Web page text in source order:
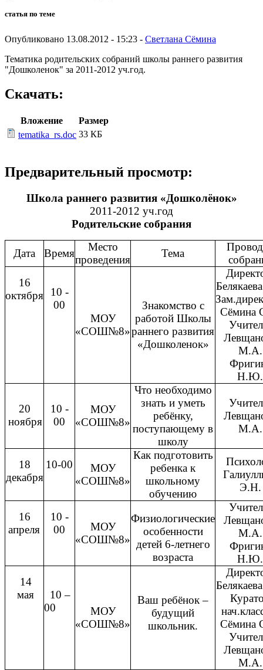
статья по теме
Опубликовано 13.08.2012 - 15:23 - Светлана Сёмина
Тематика родительских собраний школы раннего развития
"Дошколенок" за 2011-2012 уч.год.
Скачать:
Вложение
Размер
tematika_rs.doc 33 КБ
Предварительный просмотр:
Школа раннего развития «Дошколёнок»
2011-2012 уч.год
Родительские собрания
Дата Время
Место
проведения
Тема
16
октября
10 -
00
МОУ
«СОШ№8»
Знакомство с
работой Школы
раннего развития
«Дошколенок»
Сёмина
М.А.
Н.Ю.
20
ноября
10 -
00
МОУ
«СОШ№8»
Что необходимо
знать и уметь
ребёнку,
поступающему в
школу
М.А.
18
декабря
10-00
МОУ
«СОШ№8»
Как подготовить
ребенка к
школьному
обучению
Э.Н.
16
апреля
10 -
00
МОУ
«СОШ№8»
Физиологические
особенности
детей 6-летнего
возраста
М.А.
Н.Ю.
14
мая
10 –
00
МОУ
«СОШ№8»
Ваш ребёнок –
будущий
школьник.
Сёмина
М.А.